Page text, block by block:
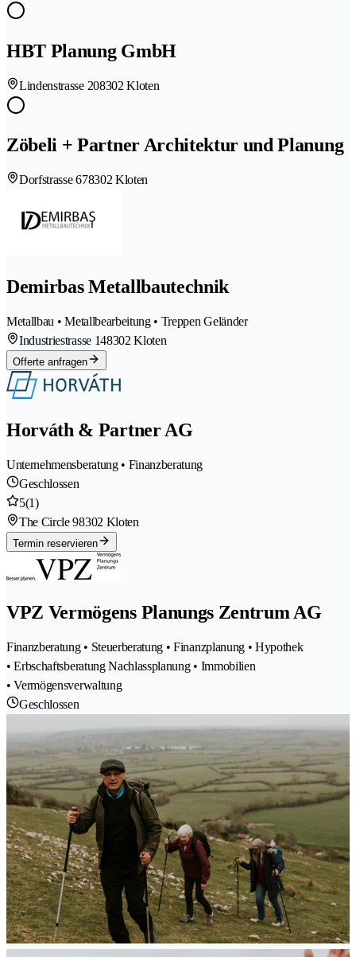
HBT Planung GmbH
Lindenstrasse 208302 Kloten
Zöbeli + Partner Architektur und Planung
Dorfstrasse 678302 Kloten
Demirbas Metallbautechnik
Metallbau • Metallbearbeitung • Treppen Geländer
Industriestrasse 148302 Kloten
Offerte anfragen
Horváth & Partner AG
Unternehmensberatung • Finanzberatung
Geschlossen
5(1)
The Circle 98302 Kloten
Termin reservieren
VPZ Vermögens Planungs Zentrum AG
Finanzberatung • Steuerberatung • Finanzplanung • Hypothek
• Erbschaftsberatung Nachlassplanung • Immobilien
• Vermögensverwaltung
Geschlossen